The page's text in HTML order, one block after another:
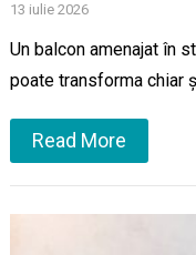
13 iulie 2026
Un balcon amenajat în
poate transforma chiar
Read More